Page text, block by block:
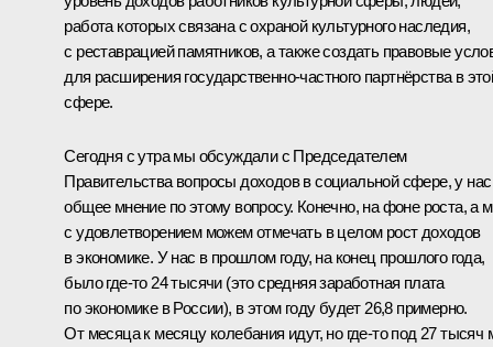
работа которых связана с охраной культурного наследия,
с реставрацией памятников, а также создать правовые
для расширения государственно-частного партнёрства в
сфере.
Сегодня с утра мы обсуждали с Председателем
Правительства вопросы доходов в социальной сфере, у нас
общее мнение по этому вопросу. Конечно, на фоне роста, а
с удовлетворением можем отмечать в целом рост доходов
в экономике. У нас в прошлом году, на конец прошлого года,
было где‑то 24 тысячи (это средняя заработная плата
по экономике в России), в этом году будет 26,8 примерно.
От месяца к месяцу колебания идут, но где‑то под 27 тысяч